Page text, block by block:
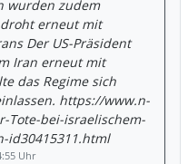
wurden zudem
erneut mit
Der US-Präsident
Iran erneut mit
das Regime sich
https://www.n-
Tote-bei-israelischem-
id30415311.html
Uhr